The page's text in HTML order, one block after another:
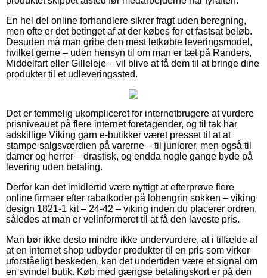
En hel del online forhandlere sikrer fragt uden beregning,
men ofte er det betinget af at der købes for et fastsat beløb.
Desuden må man gribe den mest letkøbte leveringsmodel,
hvilket gerne – uden hensyn til om man er tæt på Randers,
Middelfart eller Gilleleje – vil blive at få dem til at bringe dine
produkter til et udleveringssted.
Det er temmelig ukompliceret for internetbrugere at vurdere
prisniveauet på flere internet foretagender, og til tak har
adskillige Viking garn e-butikker været presset til at at
stampe salgsværdien på varerne – til juniorer, men også til
damer og herrer – drastisk, og endda nogle gange byde på
levering uden betaling.
Derfor kan det imidlertid være nyttigt at efterprøve flere
online firmaer efter rabatkoder på lohengrin sokken – viking
design 1821-1 kit – 24-42 – viking inden du placerer ordren,
således at man er velinformeret til at få den laveste pris.
Man bør ikke desto mindre ikke undervurdere, at i tilfælde af
at en internet shop udbyder produkter til en pris som virker
uforståeligt beskeden, kan det undertiden være et signal om
en svindel butik. Køb med gængse betalingskort er på den